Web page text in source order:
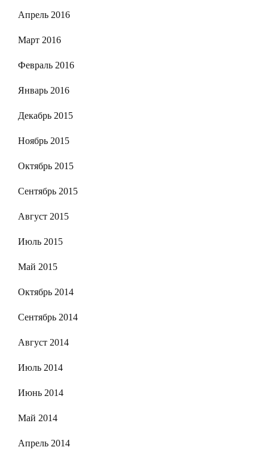
Апрель 2016
Март 2016
Февраль 2016
Январь 2016
Декабрь 2015
Ноябрь 2015
Октябрь 2015
Сентябрь 2015
Август 2015
Июль 2015
Май 2015
Октябрь 2014
Сентябрь 2014
Август 2014
Июль 2014
Июнь 2014
Май 2014
Апрель 2014